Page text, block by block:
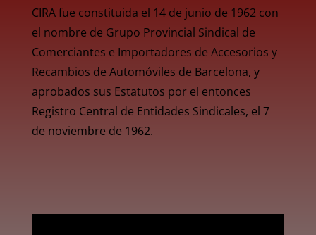
CIRA fue constituida el 14 de junio de 1962 con
el nombre de Grupo Provincial Sindical de
Comerciantes e Importadores de Accesorios y
Recambios de Automóviles de Barcelona, y
aprobados sus Estatutos por el entonces
Registro Central de Entidades Sindicales, el 7
de noviembre de 1962.